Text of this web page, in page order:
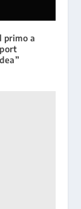
primo a